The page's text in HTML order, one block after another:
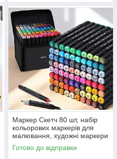
Маркер Скетч 80 шт, набір
кольорових маркерів для
малювання, художні маркери
для скетчингу, маркери для
творчості та дизайну
Готово до відправки